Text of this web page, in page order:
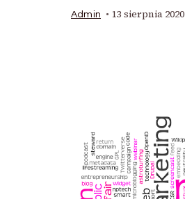
Admin 13 sierpnia 2020